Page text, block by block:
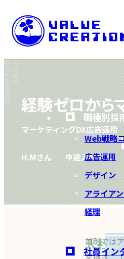
職種別採
Web戦略
広告運用
デザイン
アライア
経理
社員イン
経験ゼロから
マーケティングDX広告運用
H.Mさん 中途入社5年目
入社4
前職では